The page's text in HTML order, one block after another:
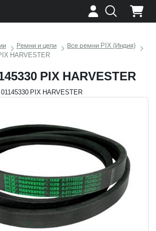
Ремни и цепи
Все ремни PIX (Индия)
HARVESTER
PIX HARVESTER
PIX HARVESTER